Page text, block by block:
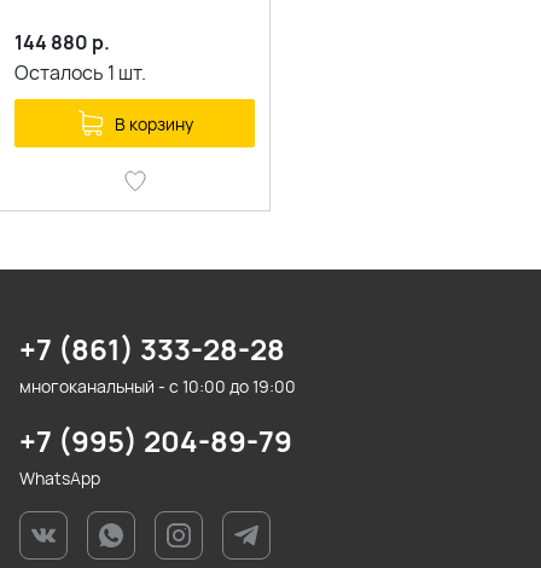
144 880 р.
Осталось 1 шт.
В корзину
+7 (861) 333-28-28
многоканальный - с 10:00 до 19:00
+7 (995) 204-89-79
WhatsApp